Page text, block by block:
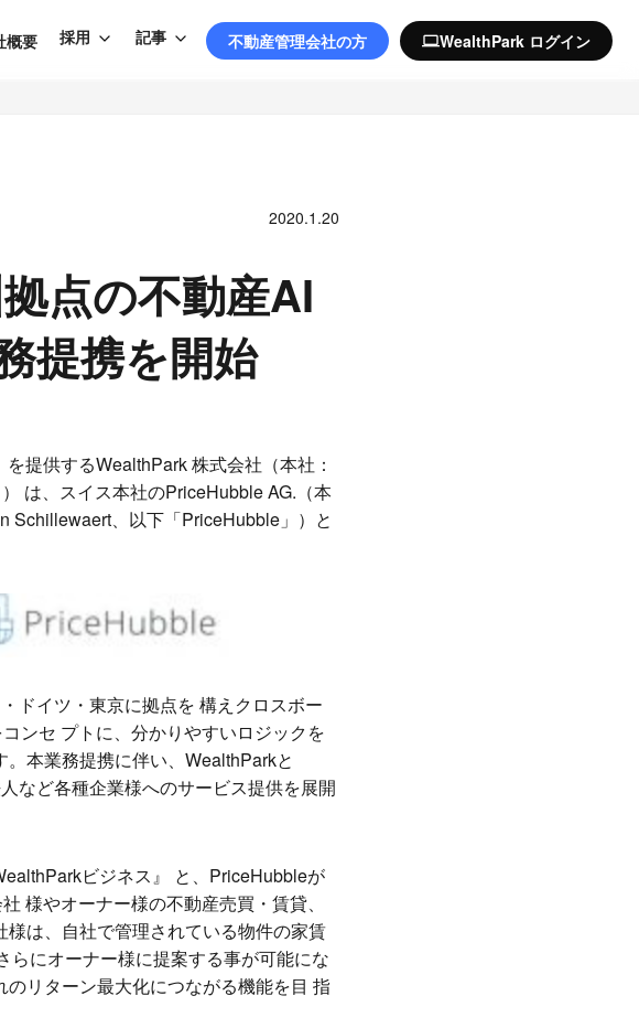
概要 採用 記事 不動産管理会社の方 computerWealthPark ログイン
2020.1.20
点の不動産AI
提携を開始
提供するWealthPark 株式会社（本社：
は、スイス本社のPriceHubble AG.（本
、以下「PriceHubble」）と
ドイツ・東京に拠点を 構えクロスボー
ンセ プトに、分かりやすいロジックを
本業務提携に伴い、WealthParkと
など各種企業様へのサービス提供を展開
ビジネス』 と、PriceHubbleが
様やオーナー様の不動産売買・賃貸、
は、自社で管理されている物件の家賃
にオーナー様に提案する事が可能にな
リターン最大化につながる機能を目 指